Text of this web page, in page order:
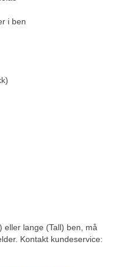
i ben
eller lange (Tall) ben, må
Kontakt kundeservice: